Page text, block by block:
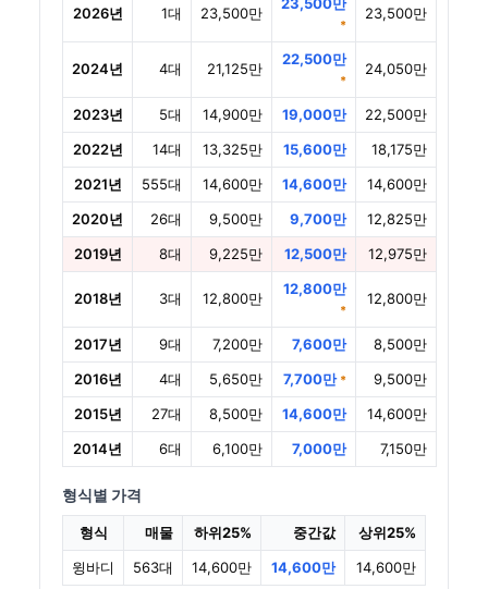
2026년 1대 23,500만
*
23,500만
2024년 4대 21,125만
22,500만
*
24,050만
2023년 5대 14,900만 19,000만
22,500만
2022년
14대 13,325만 15,600만
18,175만
2021년
555대 14,600만 14,600만
14,600만
2020년
26대 9,500만 9,700만
12,825만
2019년
8대 9,225만 12,500만 12,975만
2018년 3대 12,800만
12,800만
*
12,800만
2017년 9대 7,200만 7,600만
8,500만
2016년
4대 5,650만 7,700만 *
9,500만
2015년
27대 8,500만 14,600만
14,600만
2014년
6대 6,100만 7,000만 7,150만
형식별 가격
형식 매물 하위25% 중간값
상위25%
윙바디
563대 14,600만 14,600만 14,600만